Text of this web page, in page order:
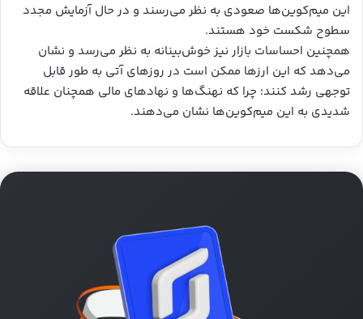
این میم‌کوین‌ها صعودی به نظر می‌رسند و در حال آزمایش مجدد
سطوح شکست خود هستند.
همچنین احساسات بازار نیز خوش‌بینانه به نظر می‌رسد و نشان
می‌دهد که این ارزها ممکن است در روزهای آتی به طور قابل
توجهی رشد کنند؛ چرا که نهنگ‌ها و نهادهای مالی همچنان علاقه
شدیدی به این میم‌کوین‌ها نشان می‌دهند.